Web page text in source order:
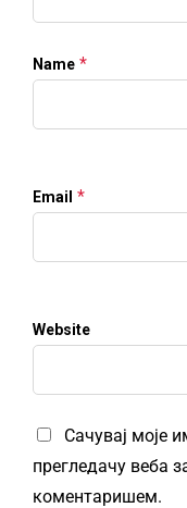
Name *
Email *
Website
Сачувај моје
прегледачу веба
коментаришем.